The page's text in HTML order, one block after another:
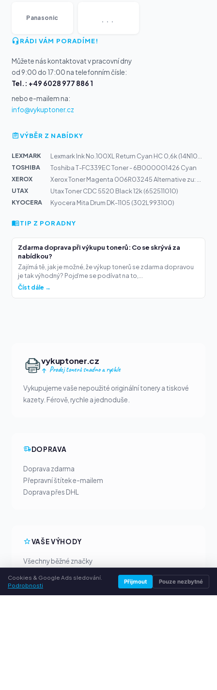
Panasonic ...
RÁDI VÁM PORADÍME!
Můžete nás kontaktovat v pracovní dny
od 9:00 do 17:00 na telefonním čísle:
Tel.: +49 6028 977 886 1
nebo e-mailem na:
info@vykuptoner.cz
VÝBĚR Z NABÍDKY
LEXMARK
TOSHIBA
Toshiba T-FC339EC Toner - 6B000001426 Cyan
XEROX
UTAX
Utax Toner CDC 5520 Black 12k (652511010)
KYOCERA
Kyocera Mita Drum DK-1105 (302L993100)
TIP Z PORADNY
Zdarma doprava při výkupu tonerů: Co se skrývá za
nabídkou?
Zajímá tě, jak je možné, že výkup tonerů se zdarma dopravou
je tak výhodný? Pojďme se podívat na to,...
Číst dále →
vykuptoner.cz
Prodej tonerů snadno a rychle
Vykupujeme vaše nepoužité originální tonery a tiskové
kazety. Férově, rychle a jednoduše.
DOPRAVA
Doprava zdarma
Přepravní štítek e-mailem
Doprava přes DHL
VAŠE VÝHODY
Všechny běžné značky
Peníze předem přes PayPal
Osobní poradenství
Cookies & Google Ads sledování.
Podrobnosti
Přijmout Pouze nezbytné